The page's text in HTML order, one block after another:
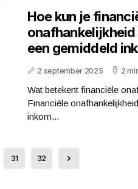
Hoe kun je
een gemiddeld
2 september 2025 2
Wat betekent financiële
Financiële
inkom...
31 32